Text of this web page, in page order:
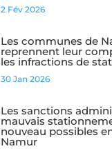
2 Fév 2026
Les communes de
reprennent leur
les infractions de
30 Jan 2026
Les sanctions
mauvais
nouveau possibles
Namur